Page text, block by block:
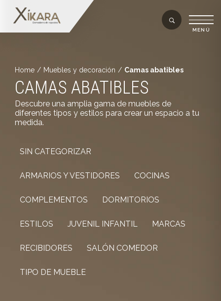
Home / Muebles y decoración / Camas abatibles
CAMAS ABATIBLES
Descubre una amplia gama de muebles de
diferentes tipos y estilos para crear un espacio a tu
medida.
SIN CATEGORIZAR
ARMARIOS Y VESTIDORES COCINAS
COMPLEMENTOS DORMITORIOS
ESTILOS JUVENIL INFANTIL MARCAS
RECIBIDORES SALÓN COMEDOR
TIPO DE MUEBLE